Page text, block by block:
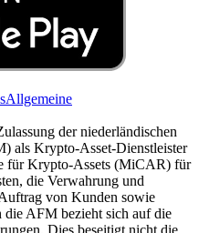
Allgemeine
der niederländischen
als Krypto-Asset-Dienstleister
für Krypto-Assets (MiCAR) für
die Verwahrung und
von Kunden sowie
die AFM bezieht sich auf die
Dies beseitigt nicht die